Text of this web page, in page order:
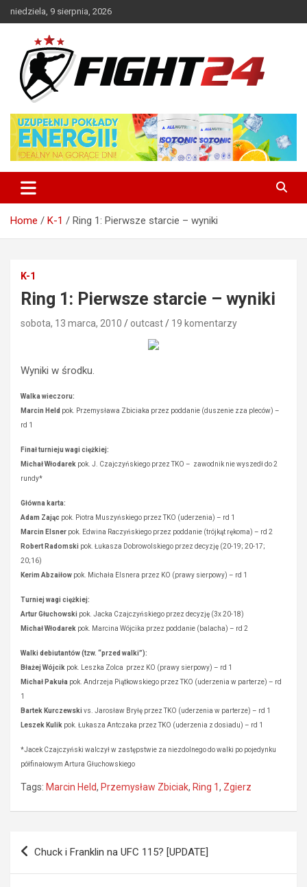
Skip
to
niedziela, 9 sierpnia, 2026
FIGHT24.PL – MMA i K-1, UFC
Home K-1 Ring 1: Pierwsze starcie – wyniki
K-1
Ring 1: Pierwsze starcie – wyniki
sobota, 13 marca, 2010 outcast 19 komentarzy
Wyniki w środku.
Walka wieczoru:
Marcin Held pok. Przemysława Zbiciaka przez poddanie (duszenie zza pleców) –
rd 1
Finał turnieju wagi ciężkiej:
Michał Włodarek pok. J. Czajczyńskiego przez TKO – zawodnik nie wyszedł do 2
rundy*
Główna karta:
Adam Zając pok. Piotra Muszyńskiego przez TKO (uderzenia) – rd 1
Marcin Elsner pok. Edwina Raczyńskiego przez poddanie (trójkąt rękoma) – rd 2
Robert Radomski pok. Łukasza Dobrowolskiego przez decyzję (20-19; 20-17;
20;16)
Kerim Abzaiłow pok. Michała Elsnera przez KO (prawy sierpowy) – rd 1
Turniej wagi ciężkiej:
Artur Głuchowski pok. Jacka Czajczyńskiego przez decyzję (3x 20-18)
Michał Włodarek pok. Marcina Wójcika przez poddanie (balacha) – rd 2
Walki debiutantów (tzw. “przed walki”):
Błażej Wójcik pok. Leszka Zolca przez KO (prawy sierpowy) – rd 1
Michał Pakuła pok. Andrzeja Piątkowskiego przez TKO (uderzenia w parterze) – rd
1
Bartek Kurczewski vs. Jarosław Bryłę przez TKO (uderzenia w parterze) – rd 1
Leszek Kulik pok. Łukasza Antczaka przez TKO (uderzenia z dosiadu) – rd 1
*Jacek Czajczyński walczył w zastępstwie za niezdolnego do walki po pojedynku
półfinałowym Artura Głuchowskiego
Tags: Marcin Held, Przemysław Zbiciak, Ring 1, Zgierz
Nawigacja
Chuck i Franklin na UFC 115? [UPDATE]